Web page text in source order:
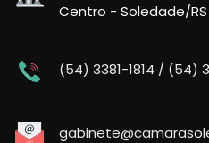
Centro - Soledade/RS
(54) 3381-1814 / (54)